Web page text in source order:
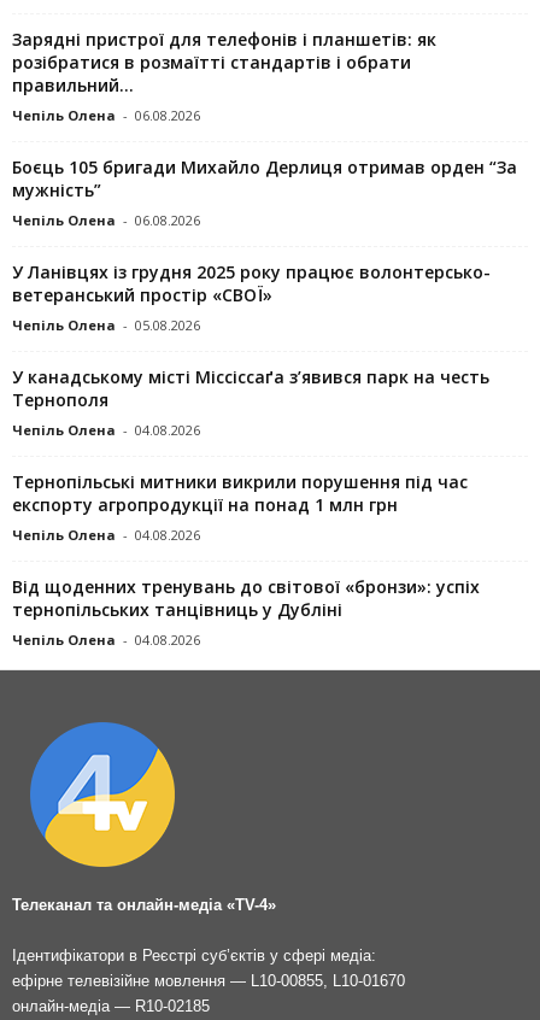
Зарядні пристрої для телефонів і планшетів: як
розібратися в розмаїтті стандартів і обрати
правильний...
Чепіль Олена - 06.08.2026
Боєць 105 бригади Михайло Дерлиця отримав орден “За
мужність”
Чепіль Олена - 06.08.2026
У Ланівцях із грудня 2025 року працює волонтерсько-
ветеранський простір «СВОЇ»
Чепіль Олена - 05.08.2026
У канадському місті Міссіссаґа з’явився парк на честь
Тернополя
Чепіль Олена - 04.08.2026
Тернопільські митники викрили порушення під час
експорту агропродукції на понад 1 млн грн
Чепіль Олена - 04.08.2026
Від щоденних тренувань до світової «бронзи»: успіх
тернопільських танцівниць у Дубліні
Чепіль Олена - 04.08.2026
Телеканал та онлайн-медіа «TV-4»
Ідентифікатори в Реєстрі суб’єктів у сфері медіа:
ефірне телевізійне мовлення — L10-00855, L10-01670
онлайн-медіа — R10-02185